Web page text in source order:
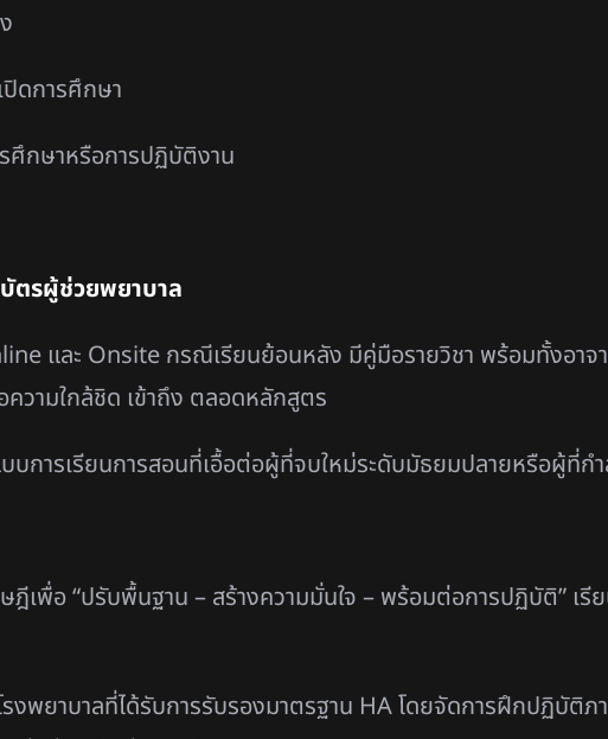
ดการศึกษา
ศึกษาหรือการปฏิบัติงาน
ตรผู้ช่วยพยาบาล
และ Onsite กรณีเรียนย้อนหลัง มีคู่มือรายวิชา พร้อมทั้งอาจ
ความใกล้ชิด เข้าถึง ตลอดหลักสูตร
การเรียนการสอนที่เอื้อต่อผู้ที่จบใหม่ระดับมัธยมปลายหรือผู้ที่ก
เพื่อ “ปรับพื้นฐาน – สร้างความมั่นใจ – พร้อมต่อการปฏิบัติ” เรี
พยาบาลที่ได้รับการรับรองมาตรฐาน HA โดยจัดการฝึกปฏิบัติภ